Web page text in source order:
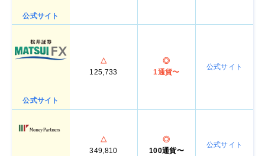
公式サイト
公式サイト
△
125,733
◎
1通貨〜
公式サイト
△
349,810
◎
100通貨〜
公式サイト